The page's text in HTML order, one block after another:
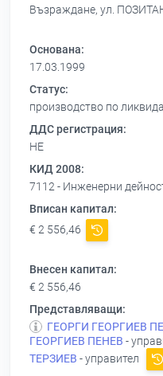
Възраждане, ул.
Основана:
17.03.1999
Статус:
производство по
ДДС регистрация:
НЕ
КИД 2008:
7112 - Инженерни
Вписан капитал:
€ 2 556,46
Внесен капитал:
€ 2 556,46
Представляващи:
ГЕОРГИ ГЕОРГИЕВ
ГЕОРГИЕВ ПЕНЕВ -
ТЕРЗИЕВ - управител